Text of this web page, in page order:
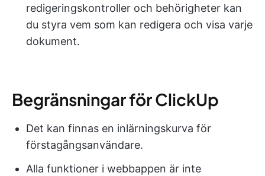
redigeringskontroller och behörigheter kan
du styra vem som kan redigera och visa varje
dokument.
Begränsningar för ClickUp
Det kan finnas en inlärningskurva för
förstagångsanvändare.
Alla funktioner i webbappen är inte